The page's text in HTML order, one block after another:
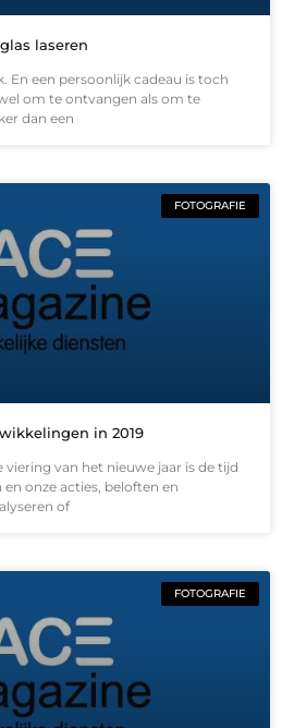
laseren
En een persoonlijk cadeau is toch
om te ontvangen als om te
dan een
FOTOGRAFIE
in 2019
viering van het nieuwe jaar is de tijd
onze acties, beloften en
of
FOTOGRAFIE